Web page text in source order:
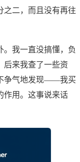
之二，而且没有再往
。我一直没搞懂，负
后来我查了一些资
争气地发现——我买
作用。这事说来话